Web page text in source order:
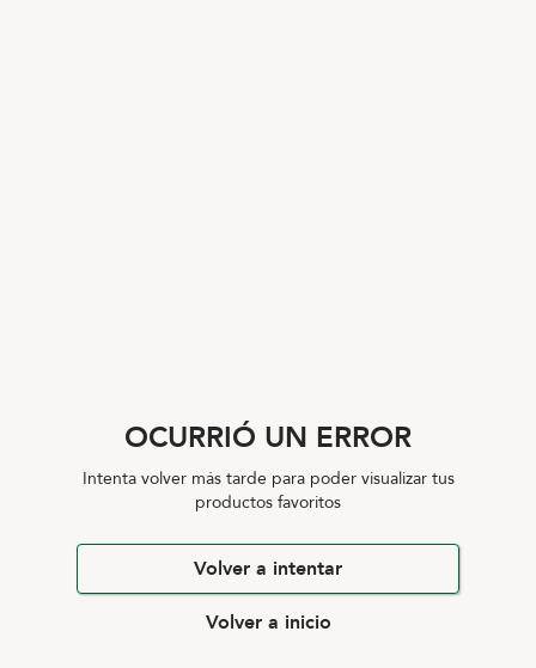
OCURRIÓ UN ERROR
Intenta volver más tarde para poder visualizar tus
productos favoritos
Volver a intentar
Volver a inicio